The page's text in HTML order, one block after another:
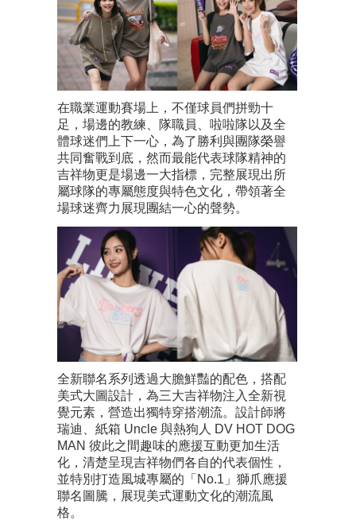
在職業運動賽場上，不僅球員們拼勁十
足，場邊的教練、隊職員、啦啦隊以及全
體球迷們上下一心，為了勝利與團隊榮譽
共同奮戰到底，然而最能代表球隊精神的
吉祥物更是場邊一大指標，完整展現出所
屬球隊的專屬態度與特色文化，帶領著全
場球迷齊力展現團結一心的聲勢。
全新聯名系列透過大膽鮮豔的配色，搭配
美式大圖設計，為三大吉祥物注入全新視
覺元素，營造出獨特穿搭潮流。設計師將
瑞迪、紙箱 Uncle 與熱狗人 DV HOT DOG
MAN 彼此之間趣味的應援互動更加生活
化，清楚呈現吉祥物們各自的代表個性，
並特別打造風城專屬的「No.1」獅爪應援
聯名圖騰，展現美式運動文化的潮流風
格。